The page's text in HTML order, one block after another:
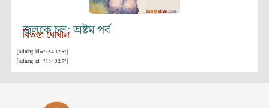
জলকে চল: অষ্টম পর্ব
বিতস্তা ঘোষাল
[adning id="384325"]
[adning id="384325"]